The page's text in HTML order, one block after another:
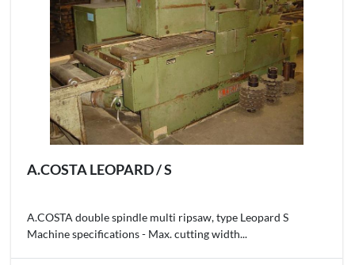
A.COSTA LEOPARD / S
A.COSTA double spindle multi ripsaw, type Leopard S
Machine specifications - Max. cutting width...